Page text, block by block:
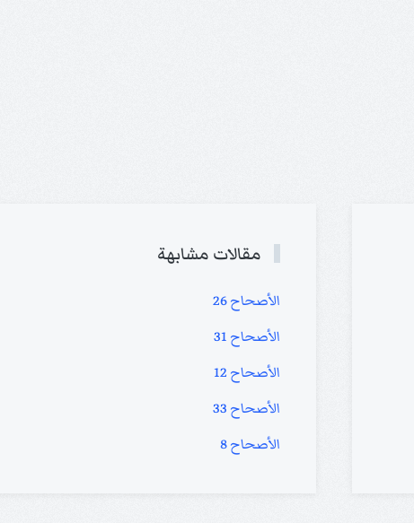
مقالات مشابهة
الأصحاح 26
الأصحاح 31
الأصحاح 12
الأصحاح 33
الأصحاح 8